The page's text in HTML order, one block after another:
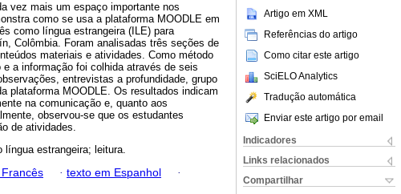
Artigo em XML
Referências do artigo
Como citar este artigo
SciELO Analytics
Tradução automática
Enviar este artigo por email
Indicadores
Links relacionados
Compartilhar
vez mais um espaço importante nos
como se usa a plataforma MOODLE em
como língua estrangeira (ILE) para
Colômbia. Foram analisadas três seções de
materiais e atividades. Como método
a informação foi colhida através de seis
entrevistas a profundidade, grupo
plataforma MOODLE. Os resultados indicam
na comunicação e, quanto aos
observou-se que os estudantes
de atividades.
língua estrangeira; leitura.
Francês · texto em Espanhol
·